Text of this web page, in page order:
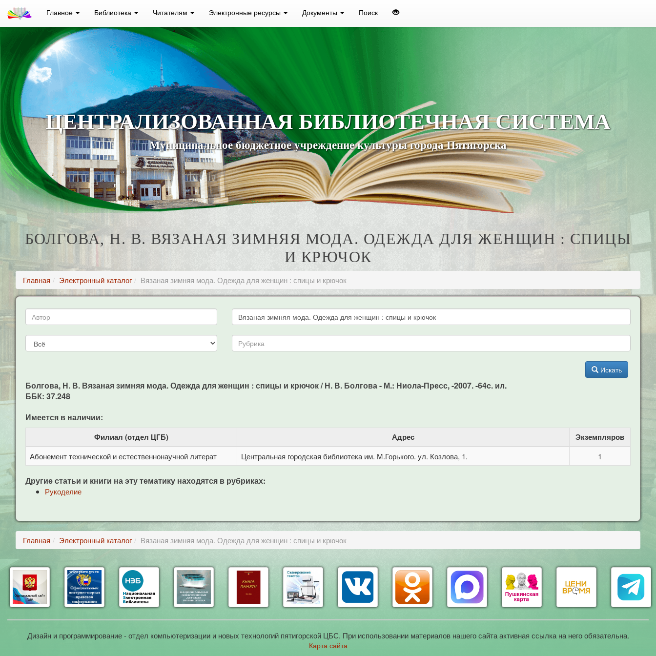
Главное Библиотека Читателям Электронные ресурсы Документы Поиск
ЦЕНТРАЛИЗОВАННАЯ БИБЛИОТЕЧНАЯ СИСТЕМА
Муниципальное бюджетное учреждение культуры города Пятигорска
БОЛГОВА, Н. В. ВЯЗАНАЯ ЗИМНЯЯ МОДА. ОДЕЖДА ДЛЯ ЖЕНЩИН : СПИЦЫ
И КРЮЧОК
Главная Электронный каталог Вязаная зимняя мода. Одежда для женщин : спицы и крючок
Искать
Болгова, Н. В. Вязаная зимняя мода. Одежда для женщин : спицы и крючок / Н. В. Болгова - М.: Ниола-Пресс, -2007. -64c. ил.
ББК: 37.248
Имеется в наличии:
Филиал (отдел ЦГБ) Адрес Экземпляров
Абонемент технической и естественнонаучной литерат Центральная городская библиотека им. М.Горького. ул. Козлова, 1. 1
Другие статьи и книги на эту тематику находятся в рубриках:
Рукоделие
Главная Электронный каталог Вязаная зимняя мода. Одежда для женщин : спицы и крючок
Дизайн и программирование - отдел компьютеризации и новых технологий пятигорской ЦБС. При использовании материалов нашего сайта активная ссылка на него обязательна.
Карта сайта